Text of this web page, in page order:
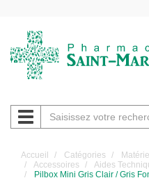
Navigation
Accueil Catégories
Accessoires
Aides
Pilbox Mini Gris Clair / Gris